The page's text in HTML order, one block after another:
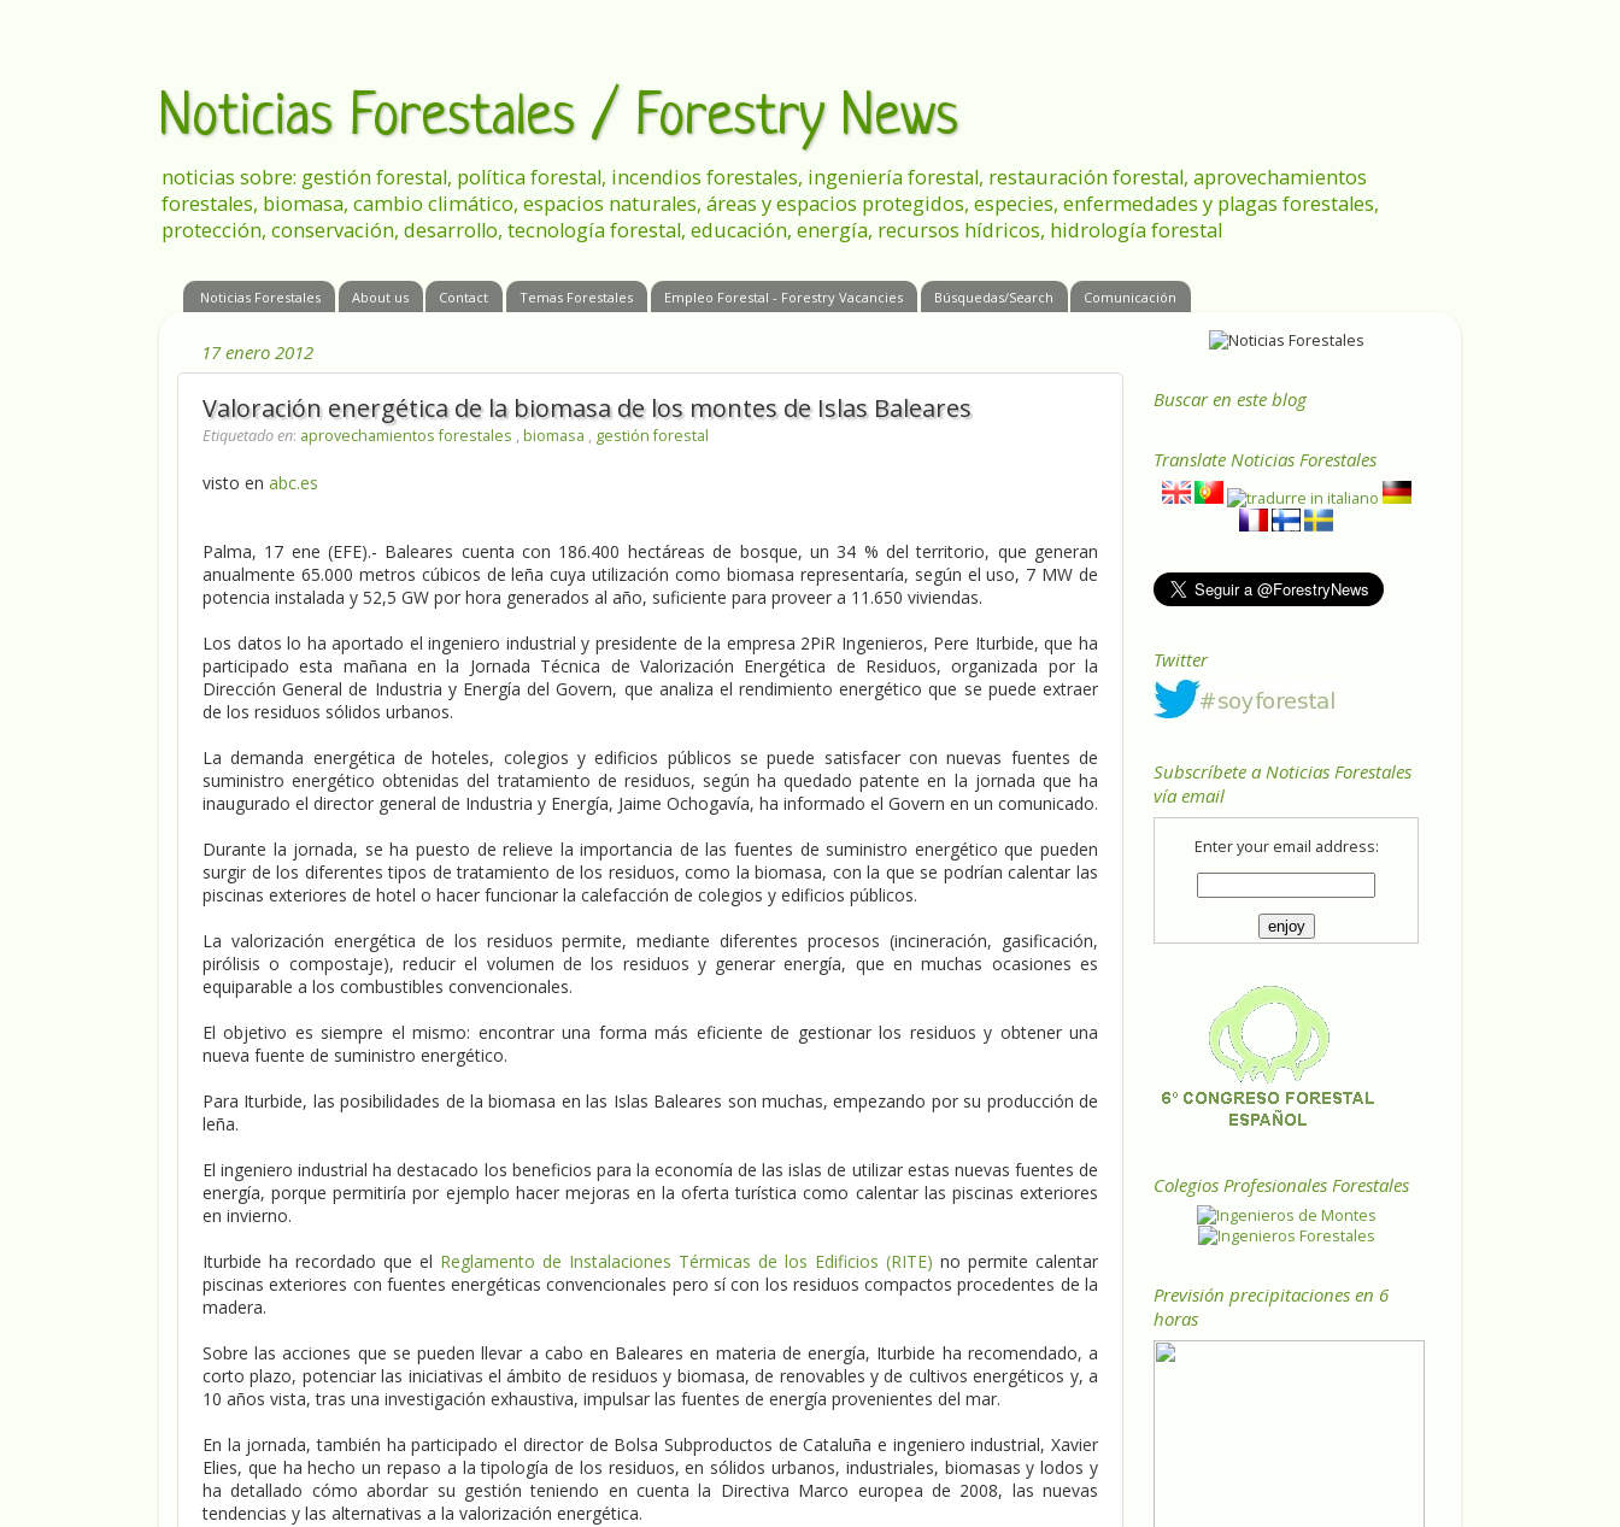
Noticias Forestales / Forestry News
noticias sobre: gestión forestal, política forestal, incendios forestales, ingeniería forestal, restauración forestal, aprovechamientos
forestales, biomasa, cambio climático, espacios naturales, áreas y espacios protegidos, especies, enfermedades y plagas forestales,
protección, conservación, desarrollo, tecnología forestal, educación, energía, recursos hídricos, hidrología forestal
Noticias Forestales About us Contact Temas Forestales Empleo Forestal - Forestry Vacancies Búsquedas/Search Comunicación
17 enero 2012
Valoración energética de la biomasa de los montes de Islas Baleares
Etiquetado en: aprovechamientos forestales , biomasa , gestión forestal
visto en abc.es
Palma, 17 ene (EFE).- Baleares cuenta con 186.400 hectáreas de bosque, un 34 % del territorio, que generan
anualmente 65.000 metros cúbicos de leña cuya utilización como biomasa representaría, según el uso, 7 MW de
potencia instalada y 52,5 GW por hora generados al año, suficiente para proveer a 11.650 viviendas.
Los datos lo ha aportado el ingeniero industrial y presidente de la empresa 2PiR Ingenieros, Pere Iturbide, que ha
participado esta mañana en la Jornada Técnica de Valorización Energética de Residuos, organizada por la
Dirección General de Industria y Energía del Govern, que analiza el rendimiento energético que se puede extraer
de los residuos sólidos urbanos.
La demanda energética de hoteles, colegios y edificios públicos se puede satisfacer con nuevas fuentes de
suministro energético obtenidas del tratamiento de residuos, según ha quedado patente en la jornada que ha
inaugurado el director general de Industria y Energía, Jaime Ochogavía, ha informado el Govern en un comunicado.
Durante la jornada, se ha puesto de relieve la importancia de las fuentes de suministro energético que pueden
surgir de los diferentes tipos de tratamiento de los residuos, como la biomasa, con la que se podrían calentar las
piscinas exteriores de hotel o hacer funcionar la calefacción de colegios y edificios públicos.
La valorización energética de los residuos permite, mediante diferentes procesos (incineración, gasificación,
pirólisis o compostaje), reducir el volumen de los residuos y generar energía, que en muchas ocasiones es
equiparable a los combustibles convencionales.
El objetivo es siempre el mismo: encontrar una forma más eficiente de gestionar los residuos y obtener una
nueva fuente de suministro energético.
Para Iturbide, las posibilidades de la biomasa en las Islas Baleares son muchas, empezando por su producción de
leña.
El ingeniero industrial ha destacado los beneficios para la economía de las islas de utilizar estas nuevas fuentes de
energía, porque permitiría por ejemplo hacer mejoras en la oferta turística como calentar las piscinas exteriores
en invierno.
Iturbide ha recordado que el Reglamento de Instalaciones Térmicas de los Edificios (RITE) no permite calentar
piscinas exteriores con fuentes energéticas convencionales pero sí con los residuos compactos procedentes de la
madera.
Sobre las acciones que se pueden llevar a cabo en Baleares en materia de energía, Iturbide ha recomendado, a
corto plazo, potenciar las iniciativas el ámbito de residuos y biomasa, de renovables y de cultivos energéticos y, a
10 años vista, tras una investigación exhaustiva, impulsar las fuentes de energía provenientes del mar.
En la jornada, también ha participado el director de Bolsa Subproductos de Cataluña e ingeniero industrial, Xavier
Elies, que ha hecho un repaso a la tipología de los residuos, en sólidos urbanos, industriales, biomasas y lodos y
ha detallado cómo abordar su gestión teniendo en cuenta la Directiva Marco europea de 2008, las nuevas
tendencias y las alternativas a la valorización energética.
Buscar en este blog
Translate Noticias Forestales
Twitter
Subscríbete a Noticias Forestales
vía email
Enter your email address:
Colegios Profesionales Forestales
Previsión precipitaciones en 6
horas